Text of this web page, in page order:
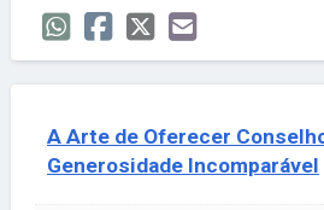
A Arte de Oferecer
Generosidade Incomparável